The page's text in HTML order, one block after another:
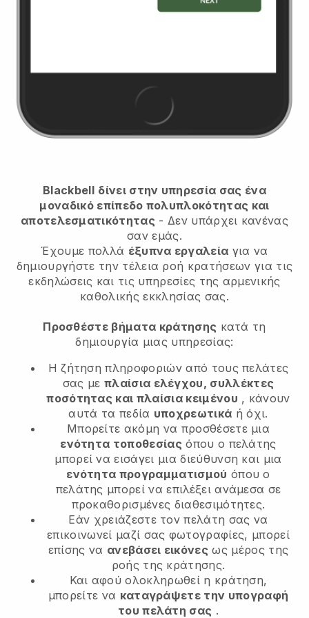
Blackbell δίνει στην υπηρεσία σας ένα
μοναδικό επίπεδο πολυπλοκότητας και
αποτελεσματικότητας - Δεν υπάρχει κανένας
σαν εμάς.
Έχουμε πολλά έξυπνα εργαλεία για να
δημιουργήστε την τέλεια ροή κρατήσεων για τις
εκδηλώσεις και τις υπηρεσίες της αρμενικής
καθολικής εκκλησίας σας.
Προσθέστε βήματα κράτησης κατά τη
δημιουργία μιας υπηρεσίας:
Η ζήτηση πληροφοριών από τους πελάτες
σας με πλαίσια ελέγχου, συλλέκτες
ποσότητας και πλαίσια κειμένου , κάνουν
αυτά τα πεδία υποχρεωτικά ή όχι.
Μπορείτε ακόμη να προσθέσετε μια
ενότητα τοποθεσίας όπου ο πελάτης
μπορεί να εισάγει μια διεύθυνση και μια
ενότητα προγραμματισμού όπου ο
πελάτης μπορεί να επιλέξει ανάμεσα σε
προκαθορισμένες διαθεσιμότητες.
Εάν χρειάζεστε τον πελάτη σας να
επικοινωνεί μαζί σας φωτογραφίες, μπορεί
επίσης να ανεβάσει εικόνες ως μέρος της
ροής της κράτησης.
Και αφού ολοκληρωθεί η κράτηση,
μπορείτε να καταγράψετε την υπογραφή
του πελάτη σας .